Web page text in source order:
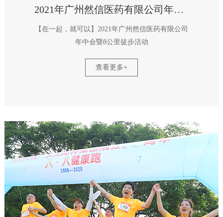
2021年广州然信医药有限公司年中会暨8公里徒步活动
【在一起，就可以】2021年广州然信医药有限公司
年中会暨8公里徒步活动
查看更多+